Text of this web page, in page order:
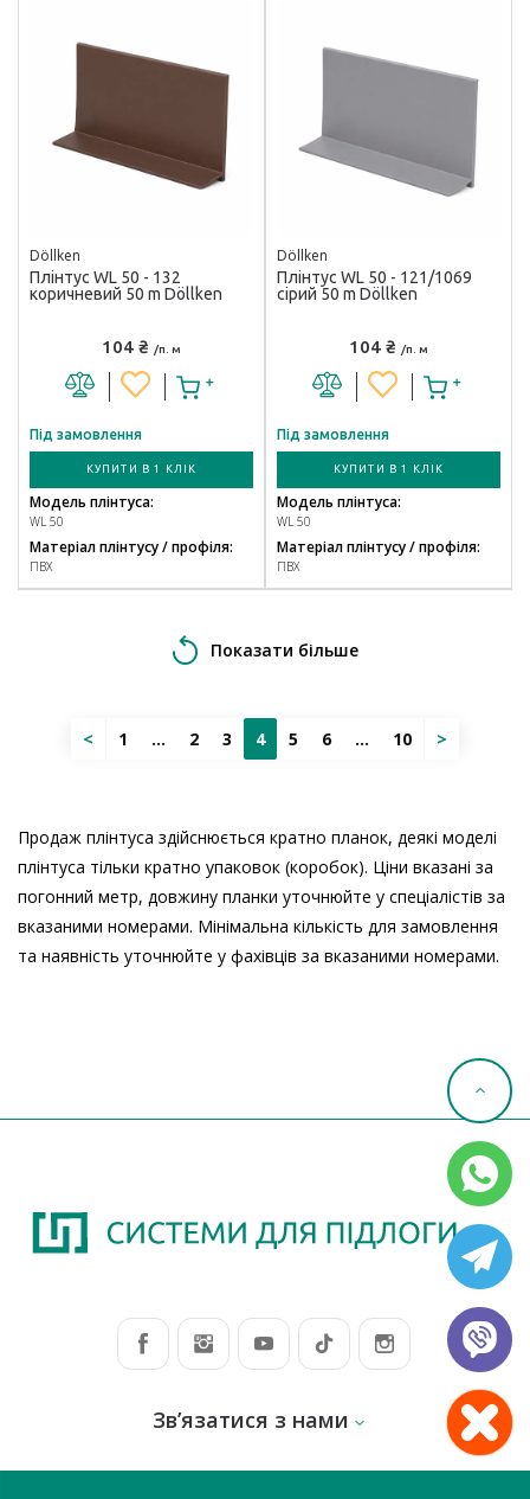
Продаж плінтуса здійснюється кратно планок, деякі моделі
плінтуса тільки кратно упаковок (коробок). Ціни вказані за
погонний метр, довжину планки уточнюйте у спеціалістів за
вказаними номерами. Мінімальна кількість для замовлення
та наявність уточнюйте у фахівців за вказаними номерами.
Döllken
Плінтус WL 50 - 132
коричневий 50 m Döllken
104 ₴ /п. м
Під замовлення
КУПИТИ В 1 КЛІК
Модель плінтуса:
WL 50
Матеріал плінтусу / профіля:
ПВХ
Döllken
Плінтус WL 50 - 121/1069
сірий 50 m Döllken
104 ₴ /п. м
Під замовлення
КУПИТИ В 1 КЛІК
Модель плінтуса:
WL 50
Матеріал плінтусу / профіля:
ПВХ
Показати більше
< 1 ... 2 3 4 5 6 ... 10 >
Зв’язатися з нами